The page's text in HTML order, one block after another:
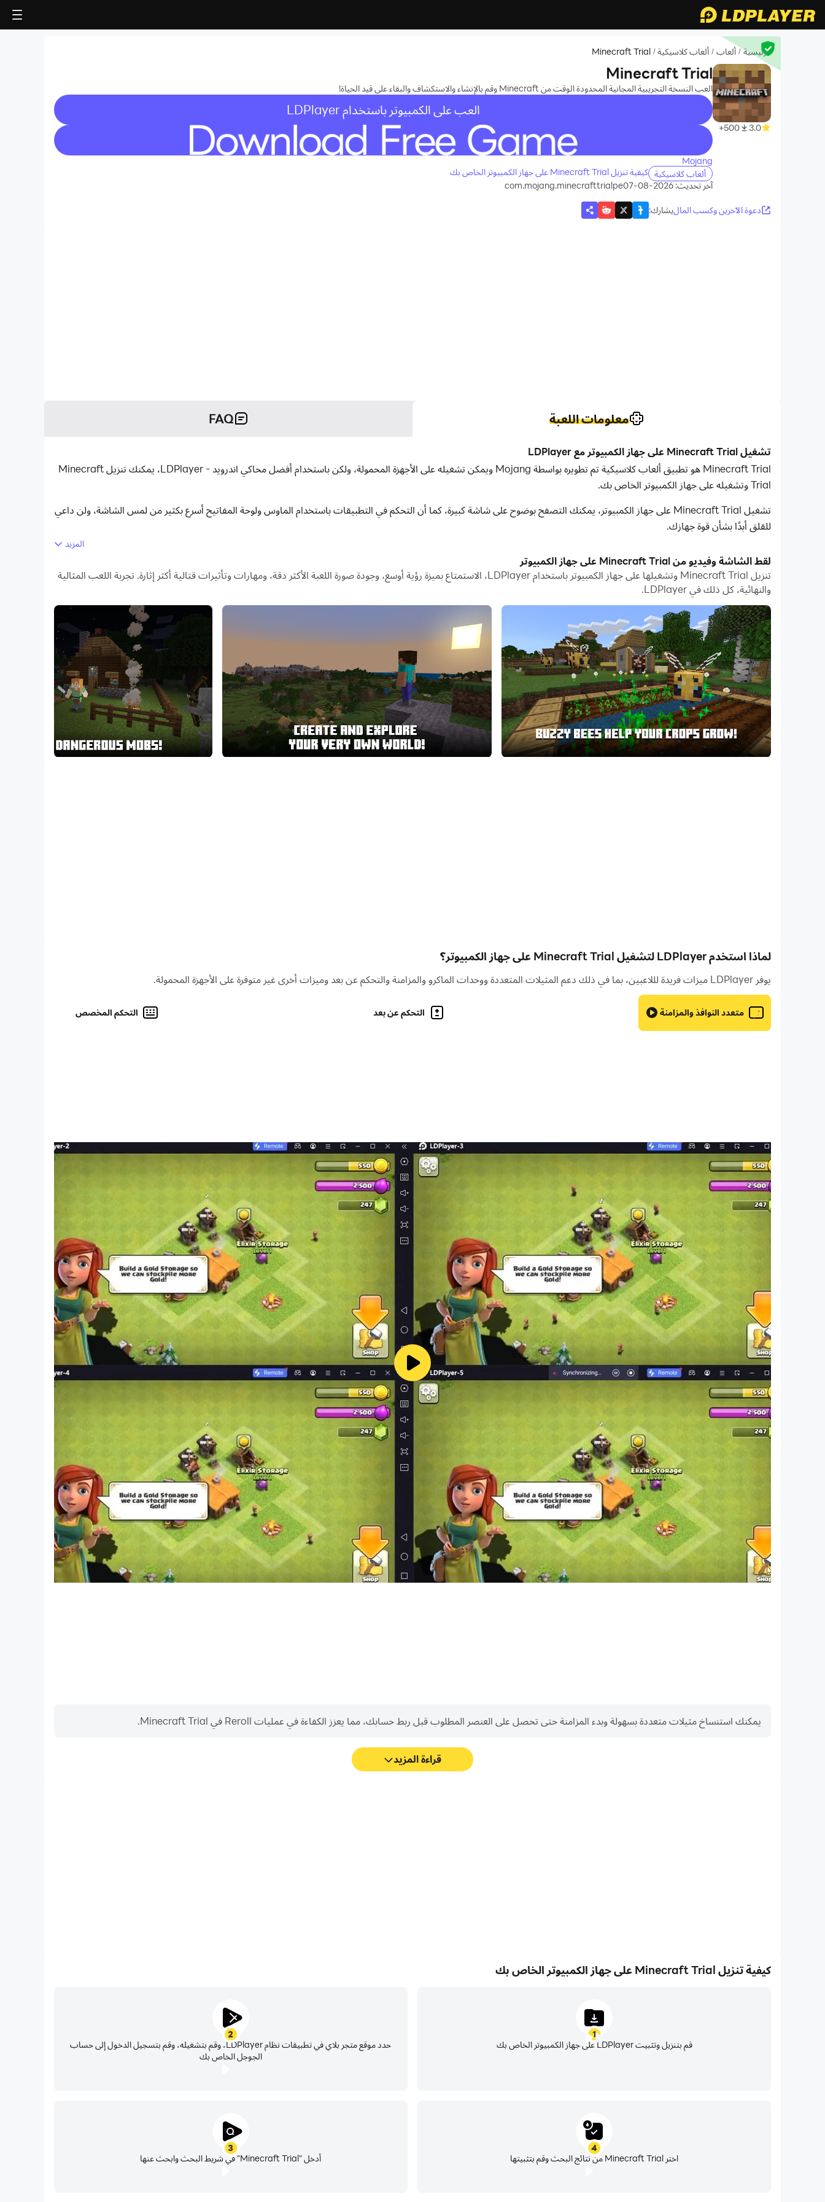
الرئيسية / ألعاب / ألعاب كلاسيكية /
Minecraft Trial
3.0
500+
Minecraft Trial
العب النسخة التجريبية المجانية المحدودة الوقت من Minecraft وقم بالإنشاء والاستكشاف والبقاء على قيد الحياة!
العب على الكمبيوتر باستخدام LDPlayer
recommend
Mojang
ألعاب كلاسيكية كيفية تنزيل Minecraft Trial على جهاز الكمبيوتر الخاص بك
آخر تحديث: 2026-08-07
com.mojang.minecrafttrialpe
دعوة الآخرين وكسب الماليشارك:
معلومات اللعبة FAQ
تشغيل Minecraft Trial على جهاز الكمبيوتر مع LDPlayer
Minecraft Trial هو تطبيق ألعاب كلاسيكية تم تطويره بواسطة Mojang ويمكن تشغيله على الأجهزة المحمولة، ولكن باستخدام أفضل محاكي اندرويد - LDPlayer، يمكنك تنزيل Minecraft
Trial وتشغيله على جهاز الكمبيوتر الخاص بك.
تشغيل Minecraft Trial على جهاز الكمبيوتر، يمكنك التصفح بوضوح على شاشة كبيرة، كما أن التحكم في التطبيقات باستخدام الماوس ولوحة المفاتيح أسرع بكثير من لمس الشاشة، ولن داعي
للقلق أبدًا بشأن قوة جهازك.
تعمل وظيفة نقل الملفات بين المحاكي والكمبيوتر على تسهيل مشاركة الصور ومقاطع الفيديو والملفات.
قم بتنزيل Minecraft Trial وتشغيله على جهاز الكمبيوتر الآن واستمتع بالشاشة الكبيرة وجودة الصورة عالية الوضوح لإصدار الكمبيوتر الشخصي!
Minecraft is an open-ended game where you decide what adventure you want to take. Explore infinite worlds and build everything from the simplest of
homes to the grandest of castles. In this free, time-limited trial, you'll get to experience Minecraft in survival mode, where you craft weapons and armor to
fend off dangerous mobs. Create, explore and survive!
To enjoy the full Minecraft experience – including creative mode, multiplayer and more – purchase the game at any point during or after your trial.*
BUGS: https://bugs.mojang.com
SUPPORT: https://www.minecraft.net/help
المزيد
لقط الشاشة وفيديو من Minecraft Trial على جهاز الكمبيوتر
تنزيل Minecraft Trial وتشغيلها على جهاز الكمبيوتر باستخدام LDPlayer، الاستمتاع بميزة رؤية أوسع، وجودة صورة اللعبة الأكثر دقة، ومهارات وتأثيرات قتالية أكثر إثارة. تجربة اللعب المثالية
والنهائية، كل ذلك في LDPlayer.
لماذا استخدم LDPlayer لتشغيل Minecraft Trial على جهاز الكمبيوتر؟
يوفر LDPlayer ميزات فريدة لللاعبين، بما في ذلك دعم المثيلات المتعددة ووحدات الماكرو والمزامنة والتحكم عن بعد وميزات أخرى غير متوفرة على الأجهزة المحمولة.
متعدد النوافذ والمزامنة التحكم عن بعد التحكم المخصص
يمكنك استنساخ مثيلات متعددة بسهولة وبدء المزامنة حتى تحصل على العنصر المطلوب قبل ربط حسابك، مما يعزز الكفاءة في عمليات Reroll في Minecraft Trial.
قراءة المزيد
كيفية تنزيل Minecraft Trial على جهاز الكمبيوتر الخاص بك
1
قم بتنزيل وتثبيت LDPlayer على جهاز الكمبيوتر الخاص بك
2
حدد موقع متجر بلاي في تطبيقات نظام LDPlayer، وقم بتشغيله، وقم بتسجيل الدخول إلى حساب
الجوجل الخاص بك
3
أدخل "Minecraft Trial" في شريط البحث وابحث عنها
4
اختر Minecraft Trial من نتائج البحث وقم بتثبيتها